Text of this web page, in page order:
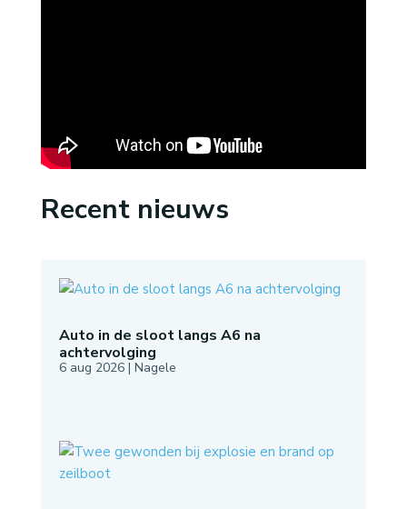
Recent nieuws
Auto in de sloot langs A6 na
achtervolging
6 aug 2026| Nagele